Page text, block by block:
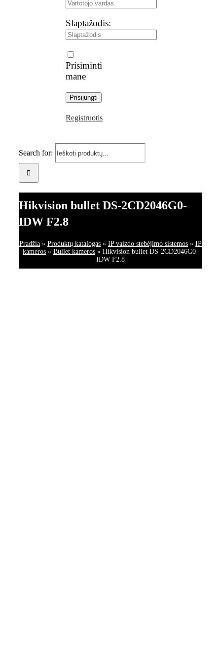
Slaptažodis:
Prisiminti
mane
Registruotis
Search for:
Hikvision bullet DS-2CD2046G0-
IDW F2.8
Pradžia » Produktų katalogas » IP vaizdo stebėjimo sistemos » IP
kameros » Bullet kameros » Hikvision bullet DS-2CD2046G0-
IDW F2.8